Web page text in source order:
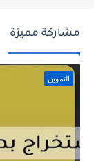
مشاركة مميزة
التموين